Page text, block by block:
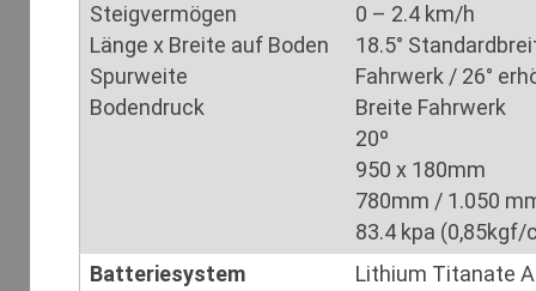
Steigvermögen
Länge x Breite auf Boden
Spurweite
Bodendruck
0 – 2.4 km/h
18.5°
Fahrwerk / 26°
Breite Fahrwerk
20º
950 x 180mm
780mm / 1.050
83.4 kpa (0,85kgf/
Batteriesystem
Lithium Titanate